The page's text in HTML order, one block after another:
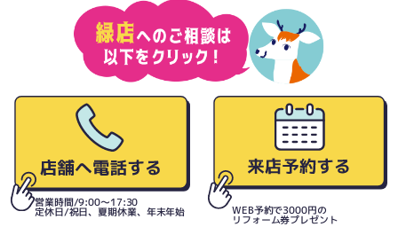
営業時間/9:00〜17:30
定休日/祝日、夏期休業、年末年始 WEB予約で3000円の
リフォーム券プレゼント